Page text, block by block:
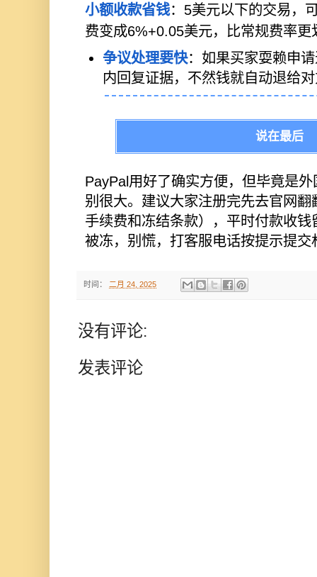
小额收款省钱： 5美元以下的交易，
费变成6%+0.05美元，比常规费率更
争议处理要快：如果买家耍赖申
内回复证据，不然钱就自动退给
说在最后
PayPal用好了确实方便，但毕竟是
别很大。建议大家注册完先去官网
手续费和冻结条款），平时付款收
被冻，别慌，打客服电话按提示提
时间： 二月 24, 2025
没有评论:
发表评论